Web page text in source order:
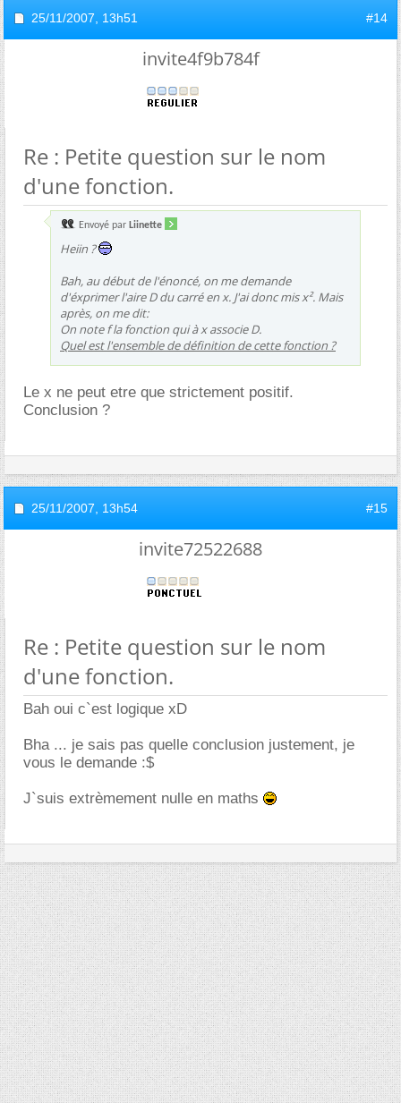
25/11/2007, 13h51 #14
invite4f9b784f
Re : Petite question sur le nom
d'une fonction.
Envoyé par Liinette
Heiin ?
Bah, au début de l'énoncé, on me demande
d'éxprimer l'aire D du carré en x. J'ai donc mis x². Mais
après, on me dit:
On note f la fonction qui à x associe D.
Quel est l'ensemble de définition de cette fonction ?
Le x ne peut etre que strictement positif.
Conclusion ?
25/11/2007, 13h54 #15
invite72522688
Re : Petite question sur le nom
d'une fonction.
Bah oui c`est logique xD
Bha ... je sais pas quelle conclusion justement, je
vous le demande :$
J`suis extrèmement nulle en maths